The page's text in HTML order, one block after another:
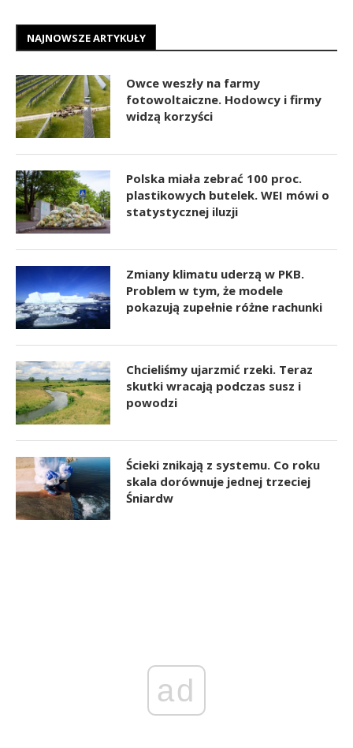
NAJNOWSZE ARTYKUŁY
Owce weszły na farmy
fotowoltaiczne. Hodowcy i firmy
widzą korzyści
Polska miała zebrać 100 proc.
plastikowych butelek. WEI mówi o
statystycznej iluzji
Zmiany klimatu uderzą w PKB.
Problem w tym, że modele
pokazują zupełnie różne rachunki
Chcieliśmy ujarzmić rzeki. Teraz
skutki wracają podczas susz i
powodzi
Ścieki znikają z systemu. Co roku
skala dorównuje jednej trzeciej
Śniardw
ad